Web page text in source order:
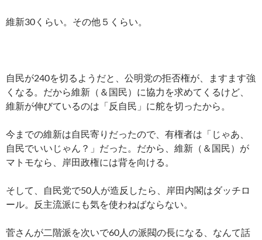
維新30くらい。その他５くらい。
自民が240を切るようだと、公明党の拒否権が、ますます強
くなる。だから維新（＆国民）に協力を求めてくるけど、
維新が伸びているのは「反自民」に舵を切ったから。
今までの維新は自民寄りだったので、有権者は「じゃあ、
自民でいいじゃん？」だった。だから、維新（＆国民）が
マトモなら、岸田政権には背を向ける。
そして、自民党で50人が造反したら、岸田内閣はダッチロ
ール。反主流派にも気を使わねばならない。
菅さんが二階派を次いで60人の派閥の長になる、なんて話